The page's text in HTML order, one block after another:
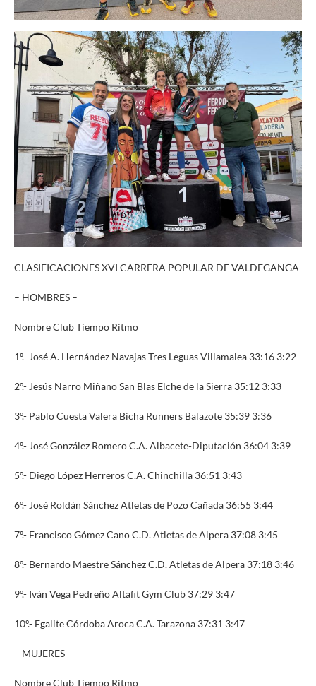
CLASIFICACIONES XVI CARRERA POPULAR DE VALDEGANGA
– HOMBRES –
Nombre Club Tiempo Ritmo
1º.- José A. Hernández Navajas Tres Leguas Villamalea 33:16 3:22
2º.- Jesús Narro Miñano San Blas Elche de la Sierra 35:12 3:33
3º.- Pablo Cuesta Valera Bicha Runners Balazote 35:39 3:36
4º.- José González Romero C.A. Albacete-Diputación 36:04 3:39
5º.- Diego López Herreros C.A. Chinchilla 36:51 3:43
6º.- José Roldán Sánchez Atletas de Pozo Cañada 36:55 3:44
7º.- Francisco Gómez Cano C.D. Atletas de Alpera 37:08 3:45
8º.- Bernardo Maestre Sánchez C.D. Atletas de Alpera 37:18 3:46
9º.- Iván Vega Pedreño Altafit Gym Club 37:29 3:47
10º.- Egalite Córdoba Aroca C.A. Tarazona 37:31 3:47
– MUJERES –
Nombre Club Tiempo Ritmo